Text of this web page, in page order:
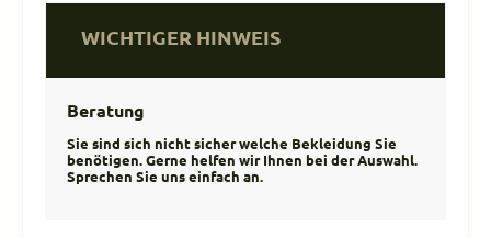
WICHTIGER HINWEIS
Beratung
Sie sind sich nicht sicher welche Bekleidung Sie
benötigen. Gerne helfen wir Ihnen bei der Auswahl.
Sprechen Sie uns einfach an.